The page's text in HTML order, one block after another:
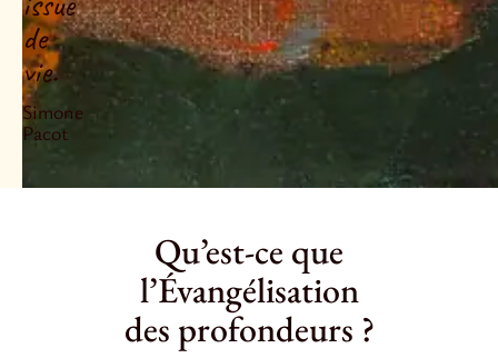
de
vie.
Simone
Pacot
Qu’est-ce que
l’Évangélisation
des profondeurs ?